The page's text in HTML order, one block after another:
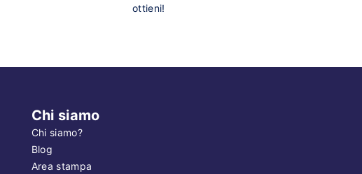
ottieni!
Chi siamo
Chi siamo?
Blog
Area stampa